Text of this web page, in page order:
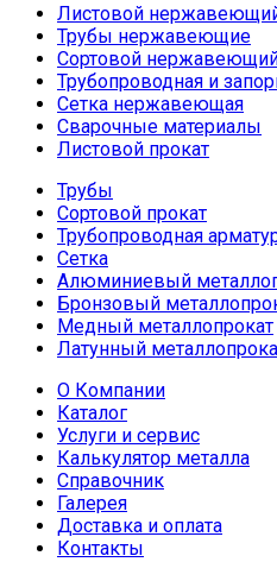
Листовой
Трубы нержавеющие
Сортовой
Трубопроводная и
Сетка нержавеющая
Сварочные материалы
Листовой прокат
Трубы
Сортовой прокат
Трубопроводная
Сетка
Алюминиевый
Бронзовый
Медный металлопрокат
Латунный
О Компании
Каталог
Услуги и сервис
Калькулятор металла
Справочник
Галерея
Доставка и оплата
Контакты